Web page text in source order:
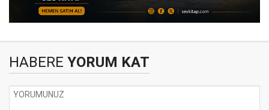
HABERE YORUM KAT